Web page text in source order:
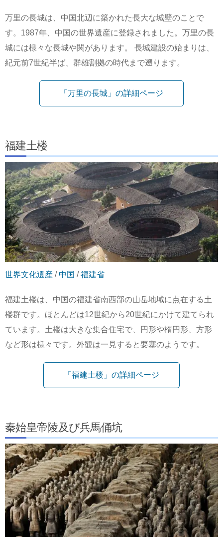
万里の長城は、中国北辺に築かれた長大な城壁のことで
す。1987年、中国の世界遺産に登録されました。万里の長
城には様々な長城や関があります。 長城建設の始まりは、
紀元前7世紀半ば、群雄割拠の時代まで遡ります。
「万里の長城」の詳細ページ
福建土楼
世界文化遺産 /中国 /福建省
福建土楼は、中国の福建省南西部の山岳地域に点在する土
楼群です。ほとんどは12世紀から20世紀にかけて建てられ
ています。土楼は大きな集合住宅で、円形や楕円形、方形
など形は様々です。外観は一見すると要塞のようです。
「福建土楼」の詳細ページ
秦始皇帝陵及び兵馬俑坑